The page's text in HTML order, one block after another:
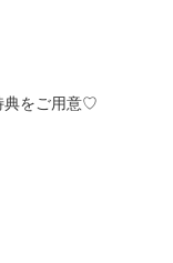
典をご用意♡